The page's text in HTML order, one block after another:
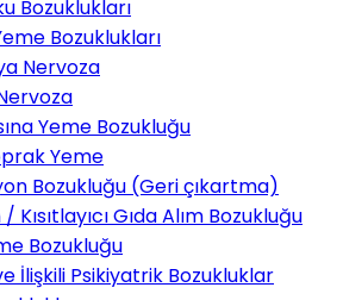
Bozuklukları
Bozuklukları
Nervoza
Yeme Bozukluğu
Yeme
Bozukluğu (Geri çıkartma)
Kısıtlayıcı Gıda Alım Bozukluğu
Bozukluğu
İlişkili Psikiyatrik Bozukluklar